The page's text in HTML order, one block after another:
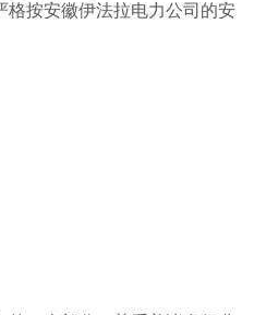
格按安徽伊法拉电力公司的安